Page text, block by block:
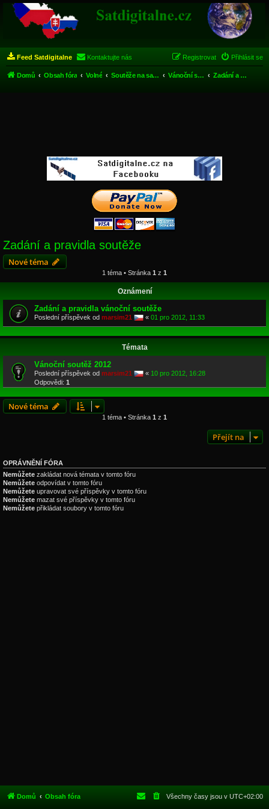
Feed Satdigitalne Kontaktujte nás Přihlásit se
Registrovat
Domů Obsah fóra Volné Soutěže na satdigitalne.cz Vánoční soutěž 2012 Zadání a pravidla soutěže
Zadání a pravidla soutěže
Nové téma
1 téma • Stránka 1 z 1
Oznámení
Zadání a pravidla vánoční soutěže
Poslední příspěvek od marsim21 « 01 pro 2012, 11:33
Témata
Vánoční soutěž 2012
Poslední příspěvek od marsim21 « 10 pro 2012, 16:28
Odpovědi: 1
Nové téma
1 téma • Stránka 1 z 1
Přejít na
OPRÁVNĚNÍ FÓRA
Nemůžete zakládat nová témata v tomto fóru
Nemůžete odpovídat v tomto fóru
Nemůžete upravovat své příspěvky v tomto fóru
Nemůžete mazat své příspěvky v tomto fóru
Nemůžete přikládat soubory v tomto fóru
Domů Obsah fóra Všechny časy jsou v UTC+02:00